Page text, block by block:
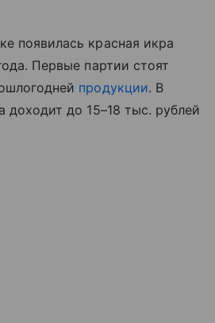
появилась красная икра
Первые партии стоят
продукции. В
доходит до 15–18 тыс. рублей